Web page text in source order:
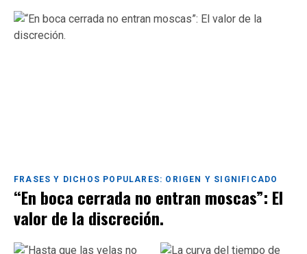
FRASES Y DICHOS POPULARES: ORIGEN Y SIGNIFICADO
“En boca cerrada no entran moscas”: El
valor de la discreción.